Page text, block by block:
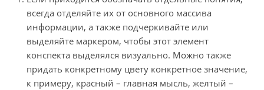
всегда отделяйте их от основного массива
информации, а также подчеркивайте или
выделяйте маркером, чтобы этот элемент
конспекта выделялся визуально. Можно также
придать конкретному цвету конкретное значение,
к примеру, красный – главная мысль, желтый –